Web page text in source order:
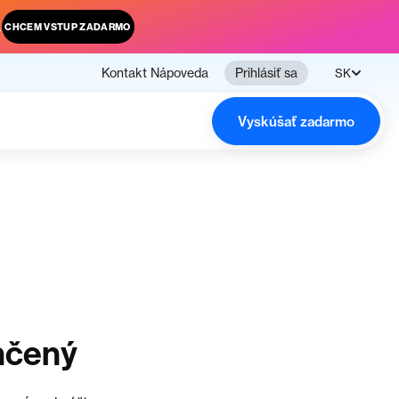
CHCEM VSTUP ZADARMO
Kontakt Nápoveda Prihlásiť sa SK
Vyskúšať zadarmo